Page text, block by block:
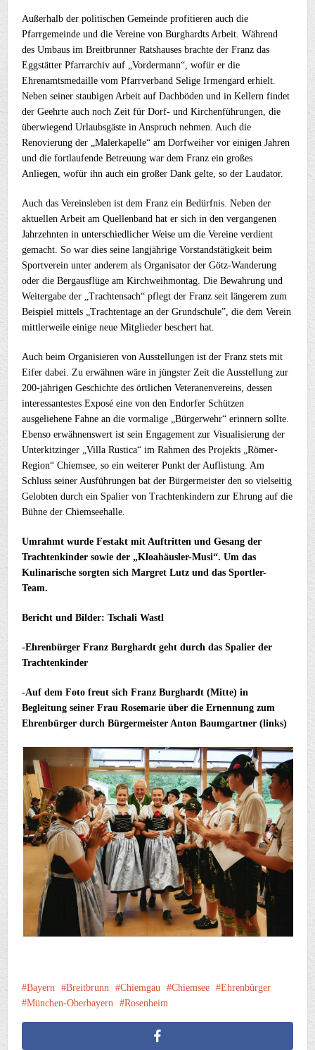
Außerhalb der politischen Gemeinde profitieren auch die
Pfarrgemeinde und die Vereine von Burghardts Arbeit. Während
des Umbaus im Breitbrunner Ratshauses brachte der Franz das
Eggstätter Pfarrarchiv auf „Vordermann“, wofür er die
Ehrenamtsmedaille vom Pfarrverband Selige Irmengard erhielt.
Neben seiner staubigen Arbeit auf Dachböden und in Kellern findet
der Geehrte auch noch Zeit für Dorf- und Kirchenführungen, die
überwiegend Urlaubsgäste in Anspruch nehmen. Auch die
Renovierung der „Malerkapelle“ am Dorfweiher vor einigen Jahren
und die fortlaufende Betreuung war dem Franz ein großes
Anliegen, wofür ihn auch ein großer Dank gelte, so der Laudator.
Auch das Vereinsleben ist dem Franz ein Bedürfnis. Neben der
aktuellen Arbeit am Quellenband hat er sich in den vergangenen
Jahrzehnten in unterschiedlicher Weise um die Vereine verdient
gemacht. So war dies seine langjährige Vorstandstätigkeit beim
Sportverein unter anderem als Organisator der Götz-Wanderung
oder die Bergausflüge am Kirchweihmontag. Die Bewahrung und
Weitergabe der „Trachtensach“ pflegt der Franz seit längerem zum
Beispiel mittels „Trachtentage an der Grundschule”, die dem Verein
mittlerweile einige neue Mitglieder beschert hat.
Auch beim Organisieren von Ausstellungen ist der Franz stets mit
Eifer dabei. Zu erwähnen wäre in jüngster Zeit die Ausstellung zur
200-jährigen Geschichte des örtlichen Veteranenvereins, dessen
interessantestes Exposé eine von den Endorfer Schützen
ausgeliehene Fahne an die vormalige „Bürgerwehr“ erinnern sollte.
Ebenso erwähnenswert ist sein Engagement zur Visualisierung der
Unterkitzinger „Villa Rustica“ im Rahmen des Projekts „Römer-
Region“ Chiemsee, so ein weiterer Punkt der Auflistung. Am
Schluss seiner Ausführungen bat der Bürgermeister den so vielseitig
Gelobten durch ein Spalier von Trachtenkindern zur Ehrung auf die
Bühne der Chiemseehalle.
Umrahmt wurde Festakt mit Auftritten und Gesang der
Trachtenkinder sowie der „Kloahäusler-Musi“. Um das
Kulinarische sorgten sich Margret Lutz und das Sportler-
Team.
Bericht und Bilder: Tschali Wastl
-Ehrenbürger Franz Burghardt geht durch das Spalier der
Trachtenkinder
-Auf dem Foto freut sich Franz Burghardt (Mitte) in
Begleitung seiner Frau Rosemarie über die Ernennung zum
Ehrenbürger durch Bürgermeister Anton Baumgartner (links)
Bayern Breitbrunn Chiemgau Chiemsee
Ehrenbürger
München-Oberbayern
Rosenheim